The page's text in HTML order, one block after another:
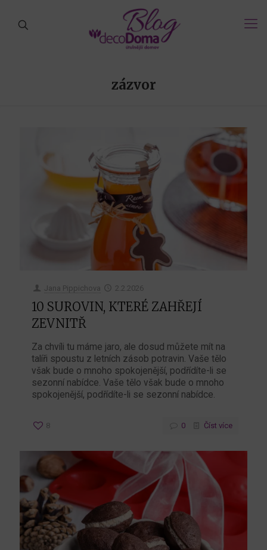
zázvor
Jana Pippichova 2.2.2026
10 SUROVIN, KTERÉ ZAHŘEJÍ
ZEVNITŘ
Za chvíli tu máme jaro, ale dosud můžete mít na
talíři spoustu z letních zásob potravin. Vaše tělo
však bude o mnoho spokojenější, podřídíte-li se
sezonní nabídce. Vaše tělo však bude o mnoho
spokojenější, podřídíte-li se sezonní nabídce.
8 0 Číst více